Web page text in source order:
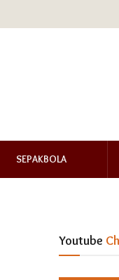
SEPAKBOLA
Youtube